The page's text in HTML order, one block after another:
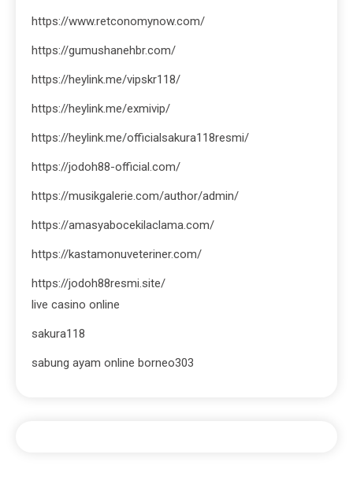
https://www.retconomynow.com/
https://gumushanehbr.com/
https://heylink.me/vipskr118/
https://heylink.me/exmivip/
https://heylink.me/officialsakura118resmi/
https://jodoh88-official.com/
https://musikgalerie.com/author/admin/
https://amasyabocekilaclama.com/
https://kastamonuveteriner.com/
https://jodoh88resmi.site/
live casino online
sakura118
sabung ayam online borneo303